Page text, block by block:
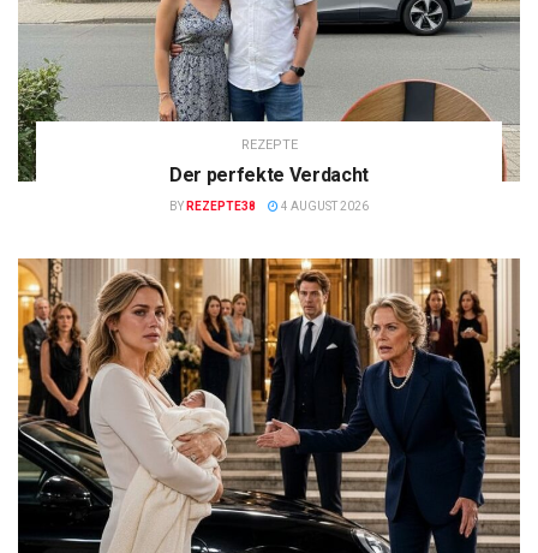
REZEPTE
Der perfekte Verdacht
BY REZEPTE38 4 AUGUST 2026